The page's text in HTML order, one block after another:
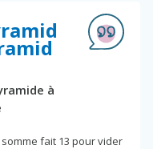
à
fait 13 pour vider